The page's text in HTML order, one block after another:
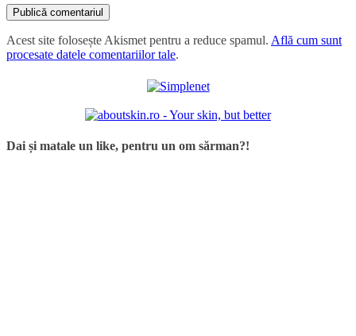
Acest site folosește Akismet pentru a reduce spamul. Află cum sunt
procesate datele comentariilor tale.
Dai și matale un like, pentru un om sărman?!